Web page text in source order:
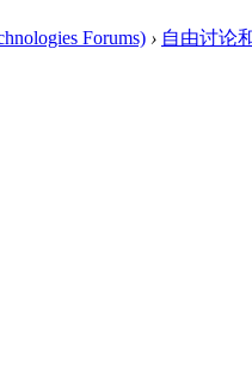
Forums) › 自由讨论